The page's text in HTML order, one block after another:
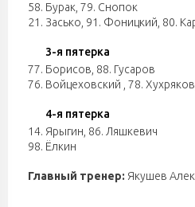
58. Бурак 79. Снопок
21. Засько 91. Фоницкий 80.
3-я пятерка
77. Борисов 88. Гусаров
76. Войцеховский
78. Хухряков
4-я пятерка
14. Ярыгин 86. Ляшкевич
98. Ёлкин
Главный тренер: Якушев